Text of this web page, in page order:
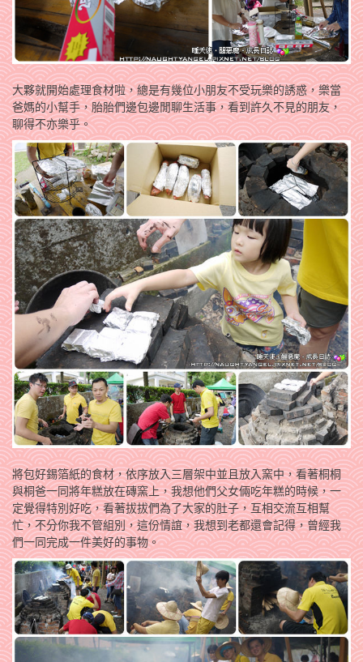
大夥就開始處理食材啦，總是有幾位小朋友不受玩樂的誘惑，樂當
爸媽的小幫手，胎胎們邊包邊閒聊生活事，看到許久不見的朋友，
聊得不亦樂乎。
將包好錫箔紙的食材，依序放入三層架中並且放入窯中，看著桐桐
與桐爸一同將年糕放在磚窯上，我想他們父女倆吃年糕的時候，一
定覺得特別好吃，看著拔拔們為了大家的肚子，互相交流互相幫
忙，不分你我不管組別，這份情誼，我想到老都還會記得，曾經我
們一同完成一件美好的事物。